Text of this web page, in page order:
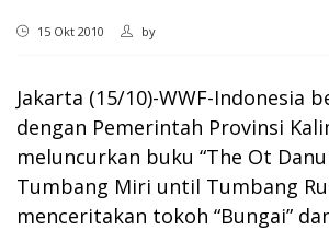
15 Okt 2010 by
Jakarta (15/10)-WWF-Indonesia
dengan Pemerintah Provinsi
meluncurkan buku “The Ot
Tumbang Miri until Tumbang
menceritakan tokoh “Bungai”